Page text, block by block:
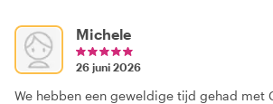
Michele
26 juni 2026
We hebben een geweldige tijd gehad met